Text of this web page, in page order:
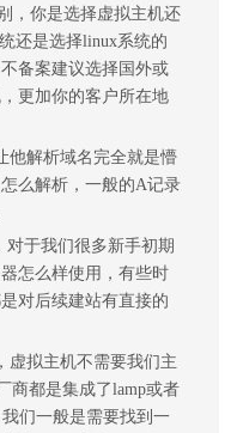
，你是选择虚拟主机还
还是选择linux系统的
备案建议选择国外或
更加你的客户所在地
他解析域名完全就是懵
么解析，一般的A记录
对于我们很多新手初期
怎么样使用，有些时
对后续建站有直接的
虚拟主机不需要我们主
商都是集成了lamp或者
们一般是需要找到一